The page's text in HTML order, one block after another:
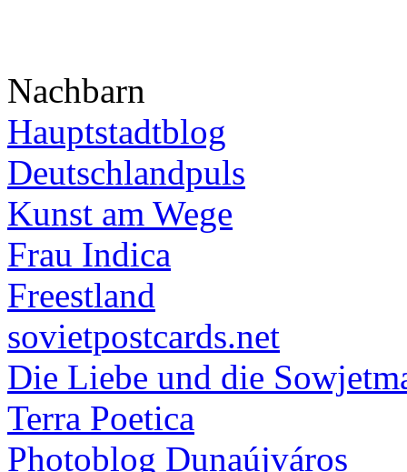
Nachbarn
Hauptstadtblog
Deutschlandpuls
Kunst am Wege
Frau Indica
Freestland
sovietpostcards.net
Die Liebe und die
Terra Poetica
Photoblog Dunaújváros